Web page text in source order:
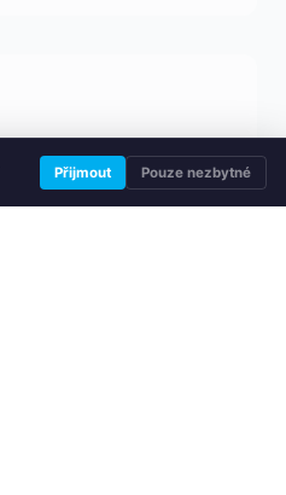
Přijmout Pouze nezbytné